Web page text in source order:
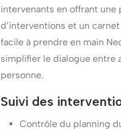
intervenants en offrant
d’interventions et un
facile à prendre en main
simplifier le dialogue entre
personne.
Suivi des
Contrôle du planning